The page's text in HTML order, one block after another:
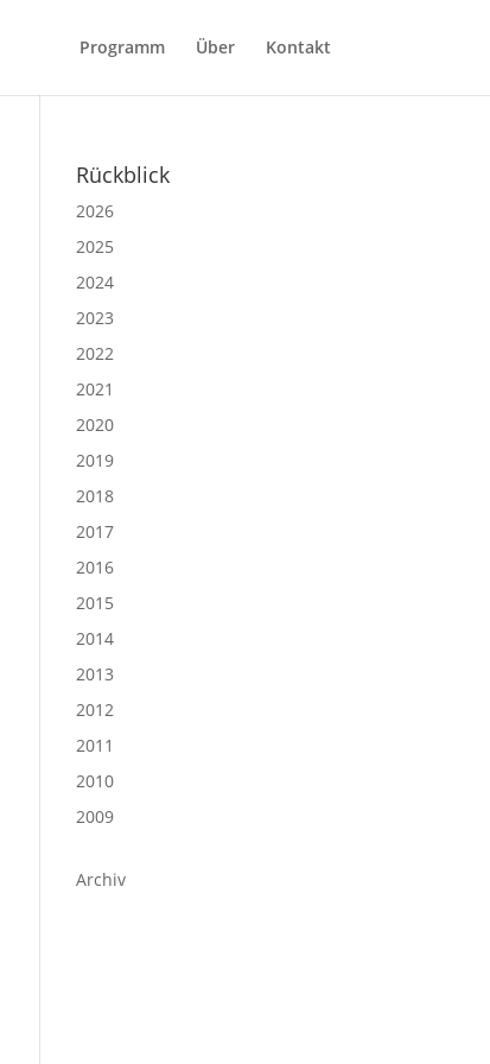
Programm Über Kontakt
Rückblick
2026
2025
2024
2023
2022
2021
2020
2019
2018
2017
2016
2015
2014
2013
2012
2011
2010
2009
Archiv